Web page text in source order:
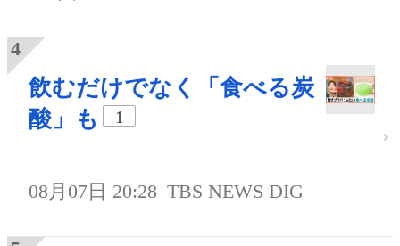
飲むだけでなく「食べる炭
酸」も
1
08月07日 20:28 TBS NEWS DIG